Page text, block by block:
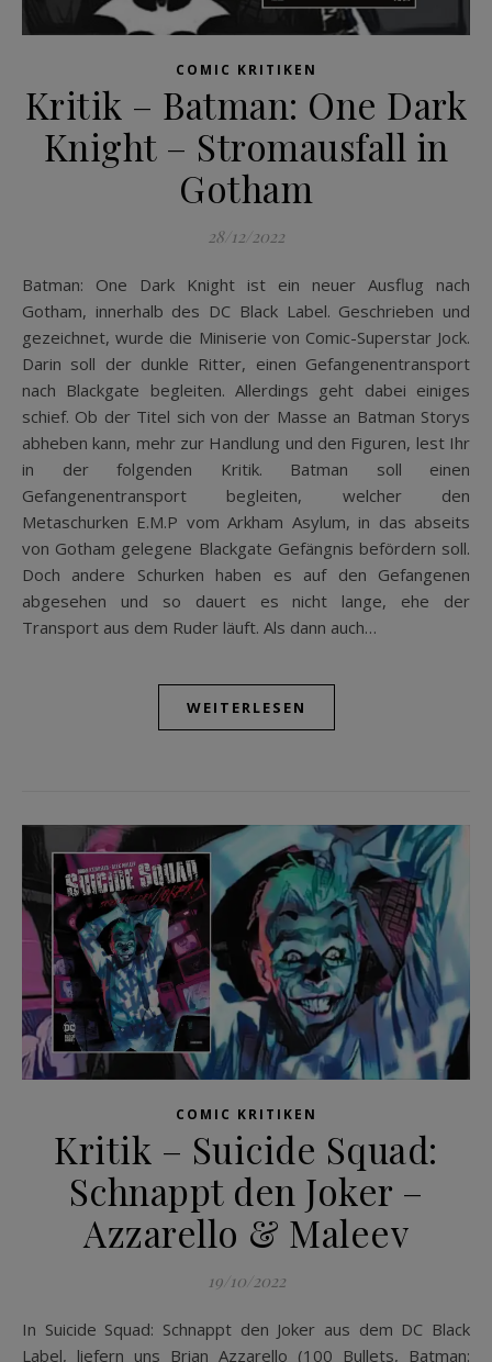
COMIC KRITIKEN
Kritik – Batman: One Dark
Knight – Stromausfall in
Gotham
28/12/2022
Batman: One Dark Knight ist ein neuer Ausflug nach
Gotham, innerhalb des DC Black Label. Geschrieben und
gezeichnet, wurde die Miniserie von Comic-Superstar Jock.
Darin soll der dunkle Ritter, einen Gefangenentransport
nach Blackgate begleiten. Allerdings geht dabei einiges
schief. Ob der Titel sich von der Masse an Batman Storys
abheben kann, mehr zur Handlung und den Figuren, lest Ihr
in der folgenden Kritik. Batman soll einen
Gefangenentransport begleiten, welcher den
Metaschurken E.M.P vom Arkham Asylum, in das abseits
von Gotham gelegene Blackgate Gefängnis befördern soll.
Doch andere Schurken haben es auf den Gefangenen
abgesehen und so dauert es nicht lange, ehe der
Transport aus dem Ruder läuft. Als dann auch…
WEITERLESEN
COMIC KRITIKEN
Kritik – Suicide Squad:
Schnappt den Joker –
Azzarello & Maleev
19/10/2022
In Suicide Squad: Schnappt den Joker aus dem DC Black
Label, liefern uns Brian Azzarello (100 Bullets, Batman: